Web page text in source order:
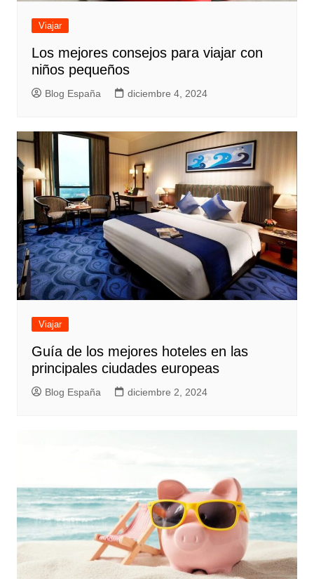
Viajar
Los mejores consejos para viajar con
niños pequeños
Blog España diciembre 4, 2024
Viajar
Guía de los mejores hoteles en las
principales ciudades europeas
Blog España diciembre 2, 2024